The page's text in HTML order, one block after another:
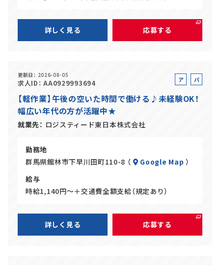
詳しく見る 応募する
更新日 2026-08-05
求人ID AA0929993694
ア
バ
パ
ト
【軽作業】午後の空いた時間で働ける♪未経験OK！
幅広い年代の方が活躍中★
就業先 ロジスティード東日本株式会社
勤務地
群馬県館林市下早川田町110-8 （
Google Map ）
給与
時給1,140円～＋交通費全額支給（規定あり）
詳しく見る 応募する